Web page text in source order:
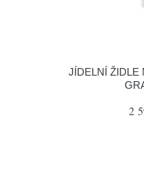
JÍDELNÍ ŽIDLE
2